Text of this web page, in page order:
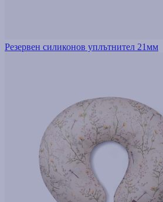
Резервен силиконов уплътнител 21мм